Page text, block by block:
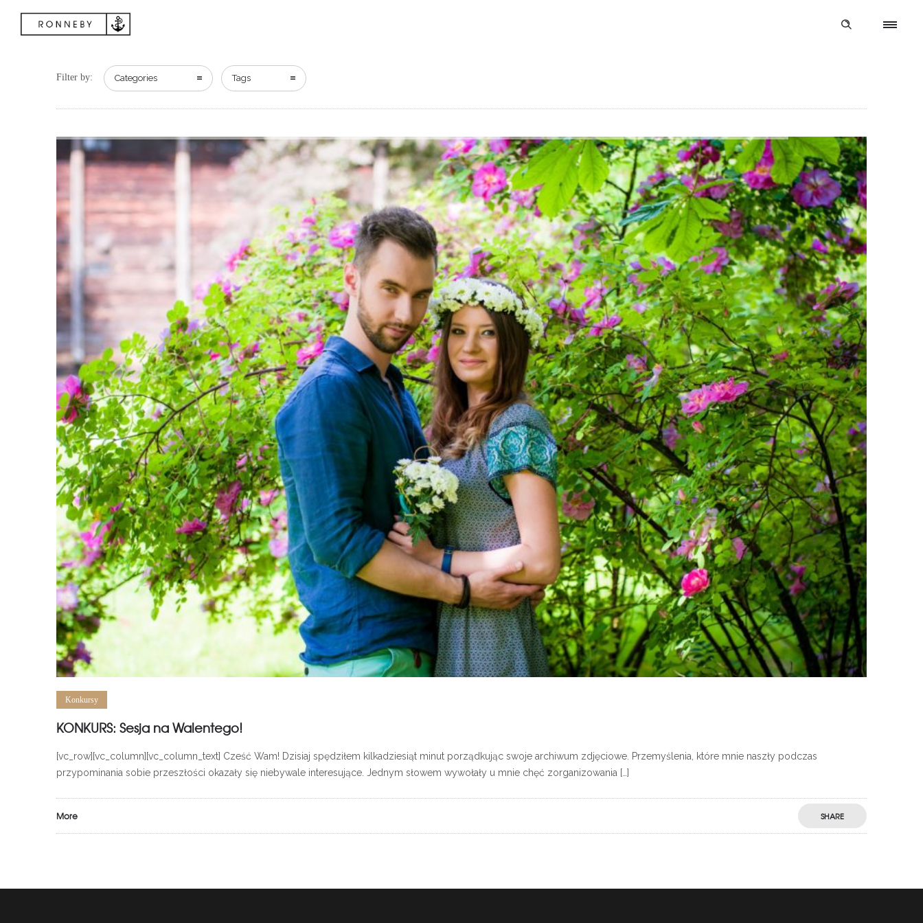
Filter by: Categories Tags
Konkursy
KONKURS: Sesja na Walentego!
[vc_row][vc_column][vc_column_text] Cześć Wam! Dzisiaj spędziłem kilkadziesiąt minut porządkując swoje archiwum zdjęciowe. Przemyślenia, które mnie naszły podczas
przypominania sobie przeszłości okazały się niebywale interesujące. Jednym słowem wywołały u mnie chęć zorganizowania […]
More SHARE